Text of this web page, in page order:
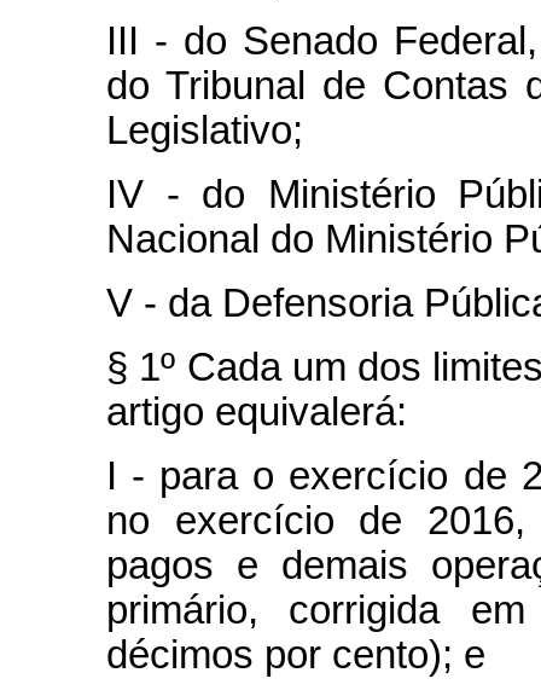
III - do Senado
do Tribunal de Contas
Legislativo;
IV - do Ministério
Nacional do Ministério
V - da Defensoria
§ 1º Cada um dos
artigo equivalerá:
I - para o exercício de
no exercício de
pagos e demais
primário, corrigida
décimos por cento); e